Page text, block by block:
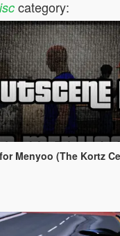
category:
Menyoo (The Kortz